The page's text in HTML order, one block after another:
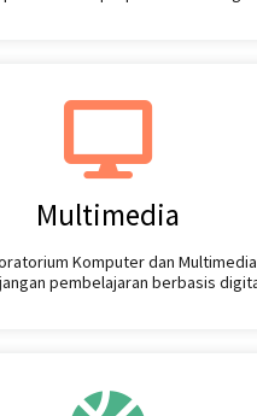
Multimedia
Komputer dan
pembelajaran berbasis